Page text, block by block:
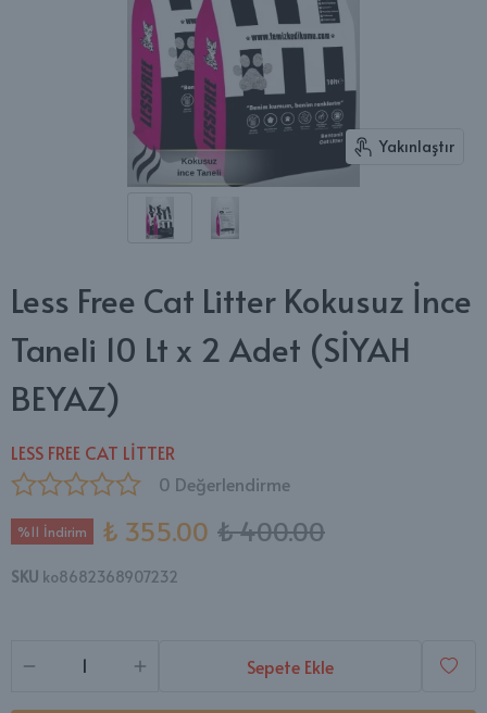
Yakınlaştır
Less Free Cat Litter Kokusuz İnce
Taneli 10 Lt x 2 Adet (SİYAH
BEYAZ)
LESS FREE CAT LİTTER
0 Değerlendirme
%11 İndirim ₺ 355.00 ₺ 400.00
SKU ko8682368907232
Sepete Ekle